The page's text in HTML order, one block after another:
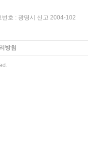
호 : 광명시 신고 2004-102
방침